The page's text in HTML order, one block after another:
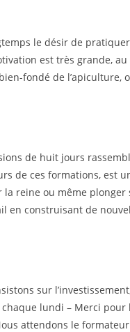
le désir de
est très grande,
fondé de l’apiculture,
de huit jours
de ces formations, est
reine ou même
en construisant de
sur
lundi – Merci
attendons le